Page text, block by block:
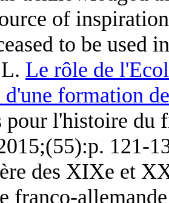
of
to be used
. Le rôle de
formation
pour l'histoire du
121-
des XIXe et
franco-